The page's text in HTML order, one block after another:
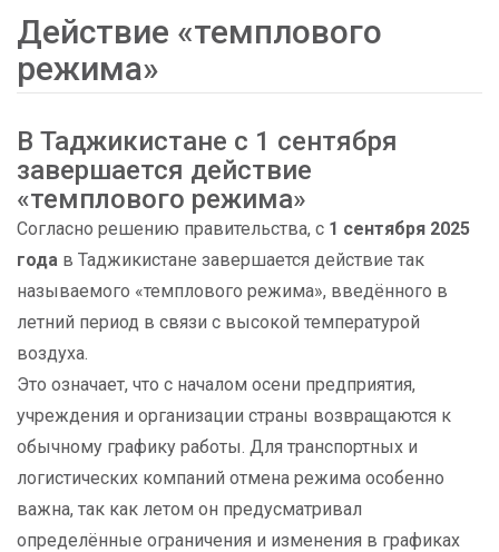
Действие «темплового
режима»
В Таджикистане с 1 сентября
завершается действие
«темплового режима»
Согласно решению правительства, с 1 сентября 2025
года в Таджикистане завершается действие так
называемого «темплового режима», введённого в
летний период в связи с высокой температурой
воздуха.
Это означает, что с началом осени предприятия,
учреждения и организации страны возвращаются к
обычному графику работы. Для транспортных и
логистических компаний отмена режима особенно
важна, так как летом он предусматривал
определённые ограничения и изменения в графиках